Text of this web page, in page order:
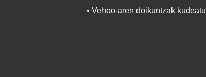
• Vehoo-aren doikuntzak kudeatu